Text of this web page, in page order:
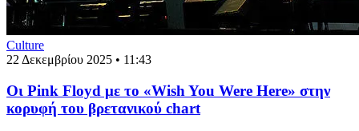
Culture
22 Δεκεμβρίου 2025 • 11:43
Οι Pink Floyd με το «Wish You Were Here» στην
κορυφή του βρετανικού chart